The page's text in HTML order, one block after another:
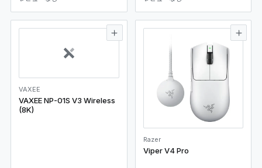
VAXEE
VAXEE NP-01S V3 Wireless
(8K)
Razer
Viper V4 Pro